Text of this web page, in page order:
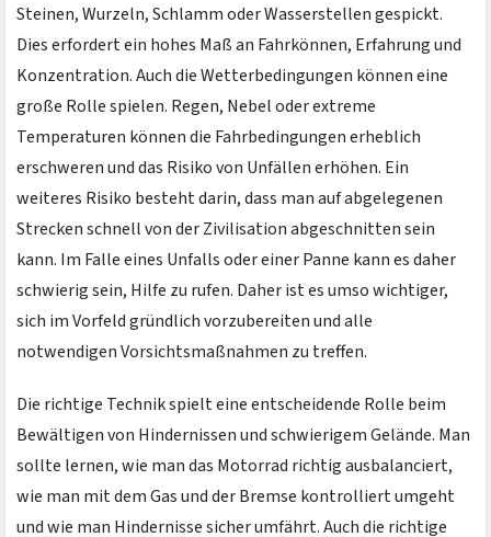
Steinen, Wurzeln, Schlamm oder Wasserstellen gespickt.
Dies erfordert ein hohes Maß an Fahrkönnen, Erfahrung und
Konzentration. Auch die Wetterbedingungen können eine
große Rolle spielen. Regen, Nebel oder extreme
Temperaturen können die Fahrbedingungen erheblich
erschweren und das Risiko von Unfällen erhöhen. Ein
weiteres Risiko besteht darin, dass man auf abgelegenen
Strecken schnell von der Zivilisation abgeschnitten sein
kann. Im Falle eines Unfalls oder einer Panne kann es daher
schwierig sein, Hilfe zu rufen. Daher ist es umso wichtiger,
sich im Vorfeld gründlich vorzubereiten und alle
notwendigen Vorsichtsmaßnahmen zu treffen.
Die richtige Technik spielt eine entscheidende Rolle beim
Bewältigen von Hindernissen und schwierigem Gelände. Man
sollte lernen, wie man das Motorrad richtig ausbalanciert,
wie man mit dem Gas und der Bremse kontrolliert umgeht
und wie man Hindernisse sicher umfährt. Auch die richtige